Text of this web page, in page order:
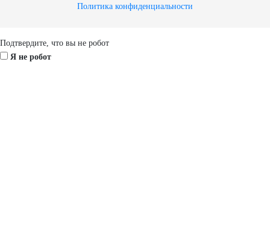
Политика конфиденциальности
Scroll
Up
Подтвердите, что вы не робот
Я не робот